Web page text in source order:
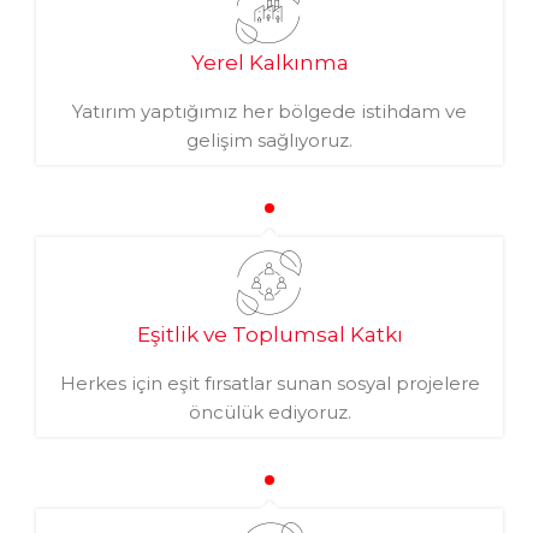
Yerel Kalkınma
Yatırım yaptığımız her bölgede istihdam ve
gelişim sağlıyoruz.
Eşitlik ve Toplumsal Katkı
Herkes için eşit fırsatlar sunan sosyal projelere
öncülük ediyoruz.